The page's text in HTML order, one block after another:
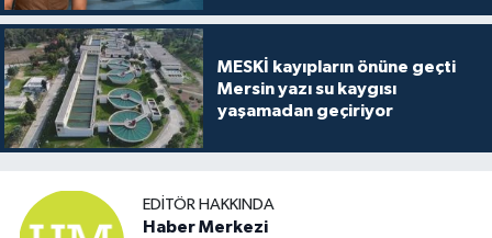
MESKİ kayıpların önüne geçti
Mersin yazı su kaygısı
yaşamadan geçiriyor
EDITÖR HAKKINDA
Haber Merkezi